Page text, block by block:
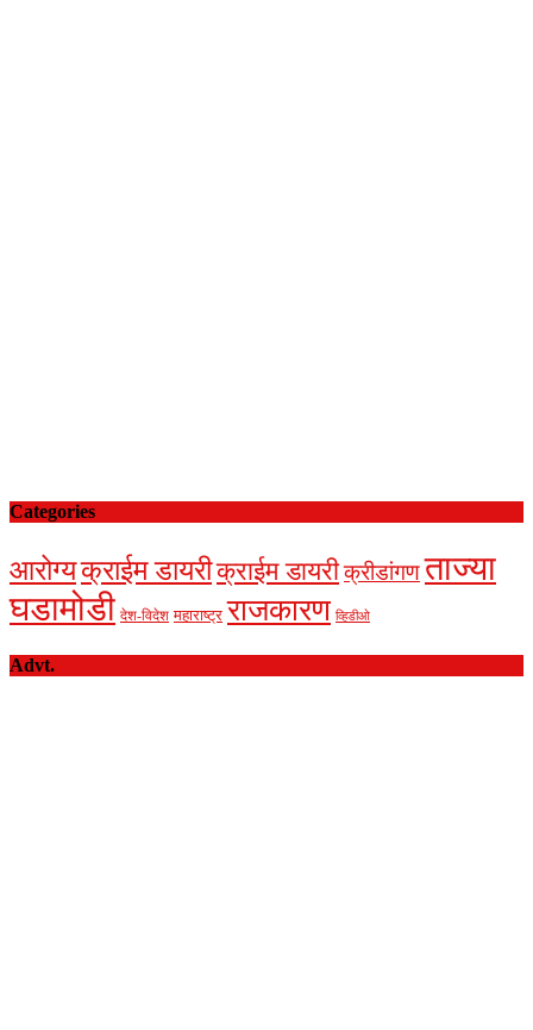
Categories
आरोग्यक्राईम डायरीक्राईम डायरीक्रीडांगणताज्या
घडामोडी देश-विदेश महाराष्ट्र राजकारण व्हिडीओ
Advt.